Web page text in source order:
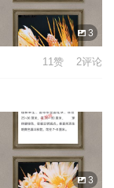
3
11赞 2评论
3